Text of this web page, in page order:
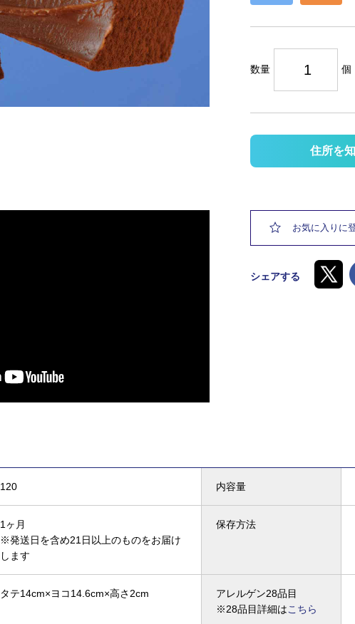
数量 個
住所を
お気に入りに
シェアする
120 内容量
1ヶ月
※発送日を含め21日以上のものをお届け
します
保存方法
タテ14cm×ヨコ14.6cm×高さ2cm
アレルゲン28品目
※28品目詳細はこちら